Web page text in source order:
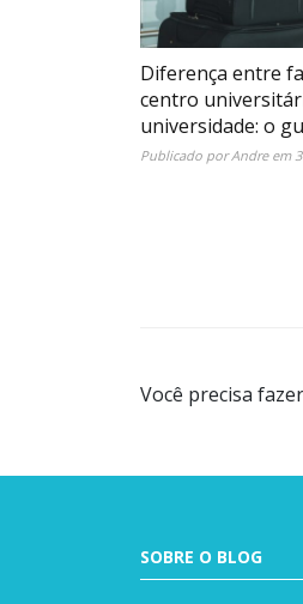
Diferença entre
centro
universidade: o
Publicado porAndreem
Você precisa
SOBRE O BLOG